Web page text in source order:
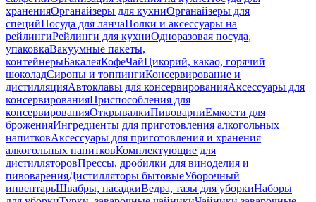
храненияОрганайзеры для кухниОрганайзеры для
специйПосуда для ланчаПолки и аксессуары на
рейлингиРейлинги для кухниОдноразовая посуда,
упаковкаВакуумные пакеты,
контейнерыБакалеяКофеЧайЦикорий, какао, горячий
шоколадСиропы и топпингиКонсервирование и
дистилляцияАвтоклавы для консервированияАксессуары для
консервированияПриспособления для
консервированияОткрывалкиПивоварниЕмкости для
броженияИнгредиенты для приготовления алкогольных
напитковАксессуары для приготовления и хранения
алкогольных напитковКомплектующие для
дистилляторовПрессы, дробилки для виноделия и
пивоваренияДистилляторы бытовыеУборочный
инвентарьШвабры, насадкиВедра, тазы для уборкиНаборы